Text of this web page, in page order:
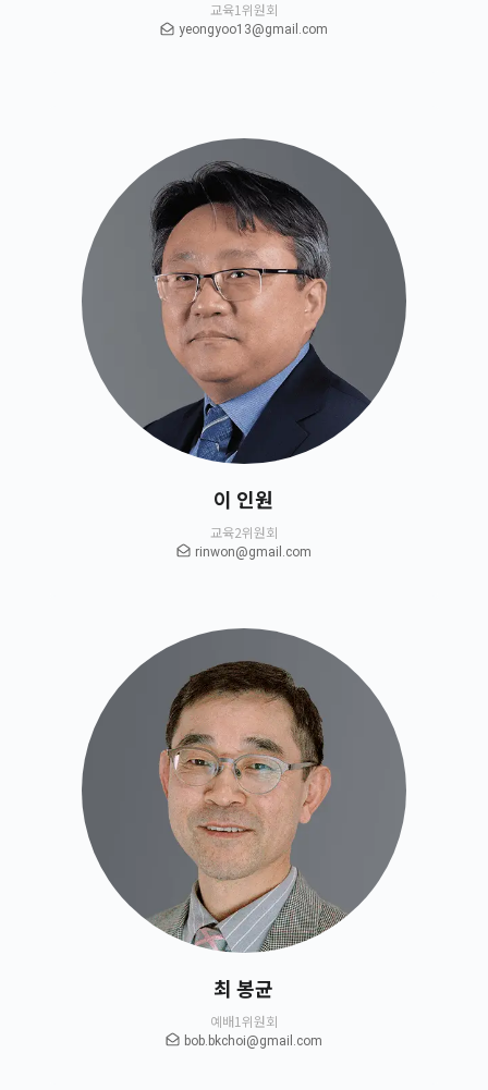
교육1위원회
yeongyoo13@gmail.com
이 인원
교육2위원회
rinwon@gmail.com
최 봉균
예배1위원회
bob.bkchoi@gmail.com